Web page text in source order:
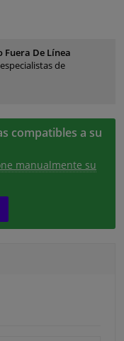
Fuera De Línea
de
compatibles a su
manualmente su